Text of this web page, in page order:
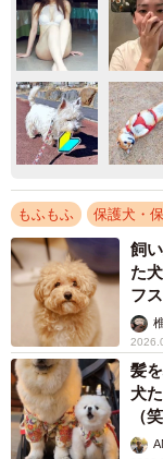
もふもふ 保護犬・
飼
た
フ
髪
犬
（